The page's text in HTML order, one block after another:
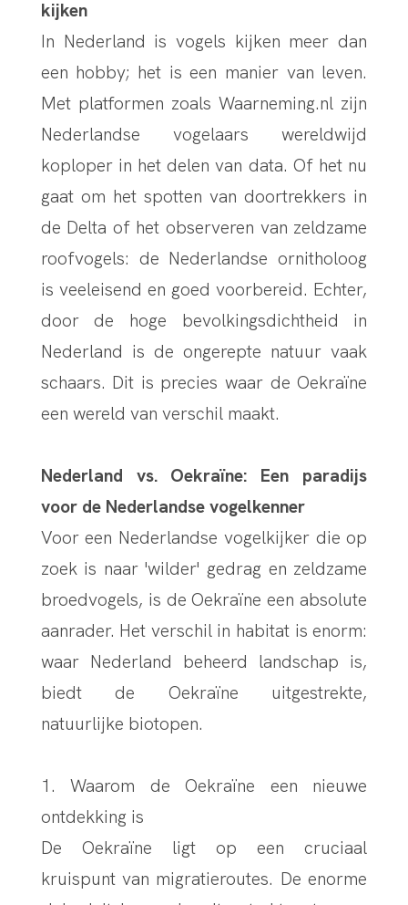
kijken
In Nederland is vogels kijken meer dan
een hobby; het is een manier van leven.
Met platformen zoals Waarneming.nl zijn
Nederlandse vogelaars wereldwijd
koploper in het delen van data. Of het nu
gaat om het spotten van doortrekkers in
de Delta of het observeren van zeldzame
roofvogels: de Nederlandse ornitholoog
is veeleisend en goed voorbereid. Echter,
door de hoge bevolkingsdichtheid in
Nederland is de ongerepte natuur vaak
schaars. Dit is precies waar de Oekraïne
een wereld van verschil maakt.
Nederland vs. Oekraïne: Een paradijs
voor de Nederlandse vogelkenner
Voor een Nederlandse vogelkijker die op
zoek is naar 'wilder' gedrag en zeldzame
broedvogels, is de Oekraïne een absolute
aanrader. Het verschil in habitat is enorm:
waar Nederland beheerd landschap is,
biedt de Oekraïne uitgestrekte,
natuurlijke biotopen.
1. Waarom de Oekraïne een nieuwe
ontdekking is
De Oekraïne ligt op een cruciaal
kruispunt van migratieroutes. De enorme